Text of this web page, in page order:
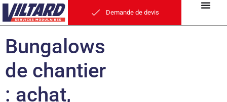
Demande de devis
Bungalows
de chantier
: achat,